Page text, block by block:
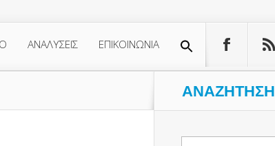
ΑΝΑΛΥΣΕΙΣ ΕΠΙΚΟΙΝΩΝΙΑ
ΑΝΑΖΉΤΗΣΗ
Αναζήτηση